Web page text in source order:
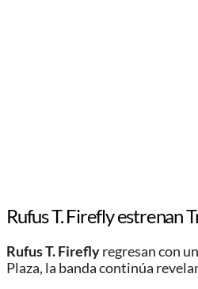
Rufus T. Firefly estrenan
Rufus T. Fireflyregresan con un
Plaza, la banda continúa